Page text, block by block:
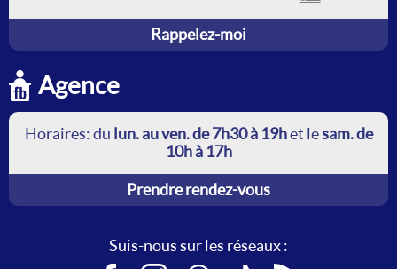
Rappelez-moi
Agence
Horaires: du lun. au ven. de 7h30 à 19het lesam. de
10h à 17h
Prendre rendez-vous
Suis-nous sur les réseaux :